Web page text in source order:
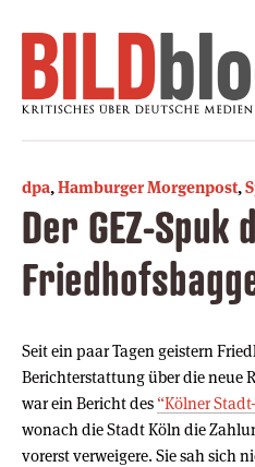
dpa,Hamburger Morgenpost,
Der GEZ-Spuk
Seit ein paar Tagen geistern
Berichterstattung über die neue
war ein Bericht des “Kölner
wonach die Stadt Köln die
vorerst verweigere. Sie sah sich